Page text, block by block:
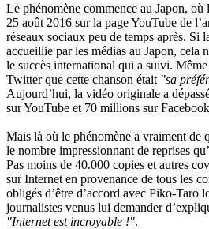
Le phénomène commence au Japon,
25 août 2016 sur la page YouTube de
réseaux sociaux peu de temps après. Si
accueillie par les médias au Japon, cela
le succès international qui a suivi.
Twitter que cette chanson était "sa
Aujourd’hui, la vidéo originale a
sur YouTube et 70 millions sur
Mais là où le phénomène a vraiment de
le nombre impressionnant de reprises
Pas moins de 40.000 copies et autres
sur Internet en provenance de tous les
obligés d’être d’accord avec Piko-Taro
journalistes venus lui demander
"Internet est incroyable !".